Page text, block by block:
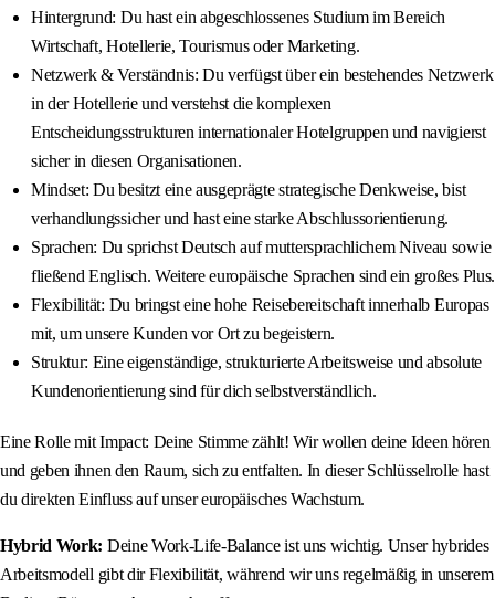
Hintergrund: Du hast ein abgeschlossenes Studium im Bereich
Wirtschaft, Hotellerie, Tourismus oder Marketing.
Netzwerk & Verständnis: Du verfügst über ein bestehendes Netzwerk
in der Hotellerie und verstehst die komplexen
Entscheidungsstrukturen internationaler Hotelgruppen und navigierst
sicher in diesen Organisationen.
Mindset: Du besitzt eine ausgeprägte strategische Denkweise, bist
verhandlungssicher und hast eine starke Abschlussorientierung.
Sprachen: Du sprichst Deutsch auf muttersprachlichem Niveau sowie
fließend Englisch. Weitere europäische Sprachen sind ein großes Plus.
Flexibilität: Du bringst eine hohe Reisebereitschaft innerhalb Europas
mit, um unsere Kunden vor Ort zu begeistern.
Struktur: Eine eigenständige, strukturierte Arbeitsweise und absolute
Kundenorientierung sind für dich selbstverständlich.
Eine Rolle mit Impact: Deine Stimme zählt! Wir wollen deine Ideen hören
und geben ihnen den Raum, sich zu entfalten. In dieser Schlüsselrolle hast
du direkten Einfluss auf unser europäisches Wachstum.
Hybrid Work: Deine Work‑Life‑Balance ist uns wichtig. Unser hybrides
Arbeitsmodell gibt dir Flexibilität, während wir uns regelmäßig in unserem